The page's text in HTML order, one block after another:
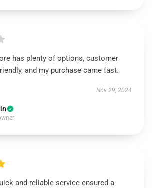
has plenty of options, customer
and my purchase came fast.
Nov 29, 2024
and reliable service ensured a